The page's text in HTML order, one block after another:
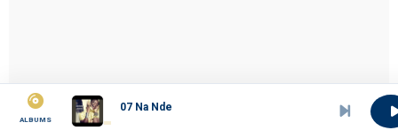
ALBUMS
07 Na Nde